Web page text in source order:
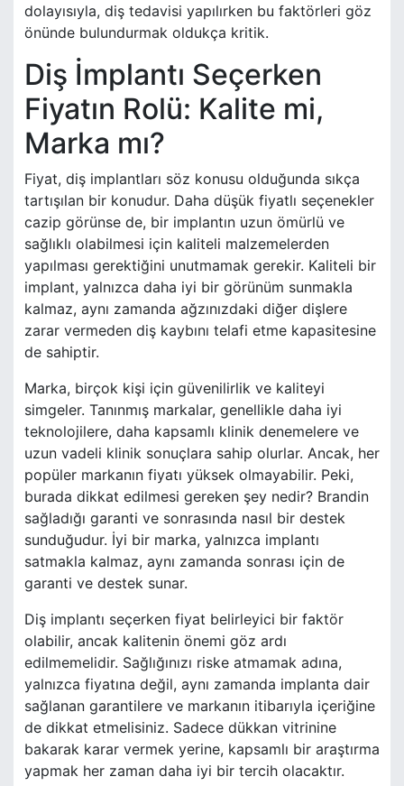
dolayısıyla, diş tedavisi yapılırken bu faktörleri göz
önünde bulundurmak oldukça kritik.
Diş İmplantı Seçerken
Fiyatın Rolü: Kalite mi,
Marka mı?
Fiyat, diş implantları söz konusu olduğunda sıkça
tartışılan bir konudur. Daha düşük fiyatlı seçenekler
cazip görünse de, bir implantın uzun ömürlü ve
sağlıklı olabilmesi için kaliteli malzemelerden
yapılması gerektiğini unutmamak gerekir. Kaliteli bir
implant, yalnızca daha iyi bir görünüm sunmakla
kalmaz, aynı zamanda ağzınızdaki diğer dişlere
zarar vermeden diş kaybını telafi etme kapasitesine
de sahiptir.
Marka, birçok kişi için güvenilirlik ve kaliteyi
simgeler. Tanınmış markalar, genellikle daha iyi
teknolojilere, daha kapsamlı klinik denemelere ve
uzun vadeli klinik sonuçlara sahip olurlar. Ancak, her
popüler markanın fiyatı yüksek olmayabilir. Peki,
burada dikkat edilmesi gereken şey nedir? Brandin
sağladığı garanti ve sonrasında nasıl bir destek
sunduğudur. İyi bir marka, yalnızca implantı
satmakla kalmaz, aynı zamanda sonrası için de
garanti ve destek sunar.
Diş implantı seçerken fiyat belirleyici bir faktör
olabilir, ancak kalitenin önemi göz ardı
edilmemelidir. Sağlığınızı riske atmamak adına,
yalnızca fiyatına değil, aynı zamanda implanta dair
sağlanan garantilere ve markanın itibarıyla içeriğine
de dikkat etmelisiniz. Sadece dükkan vitrinine
bakarak karar vermek yerine, kapsamlı bir araştırma
yapmak her zaman daha iyi bir tercih olacaktır.